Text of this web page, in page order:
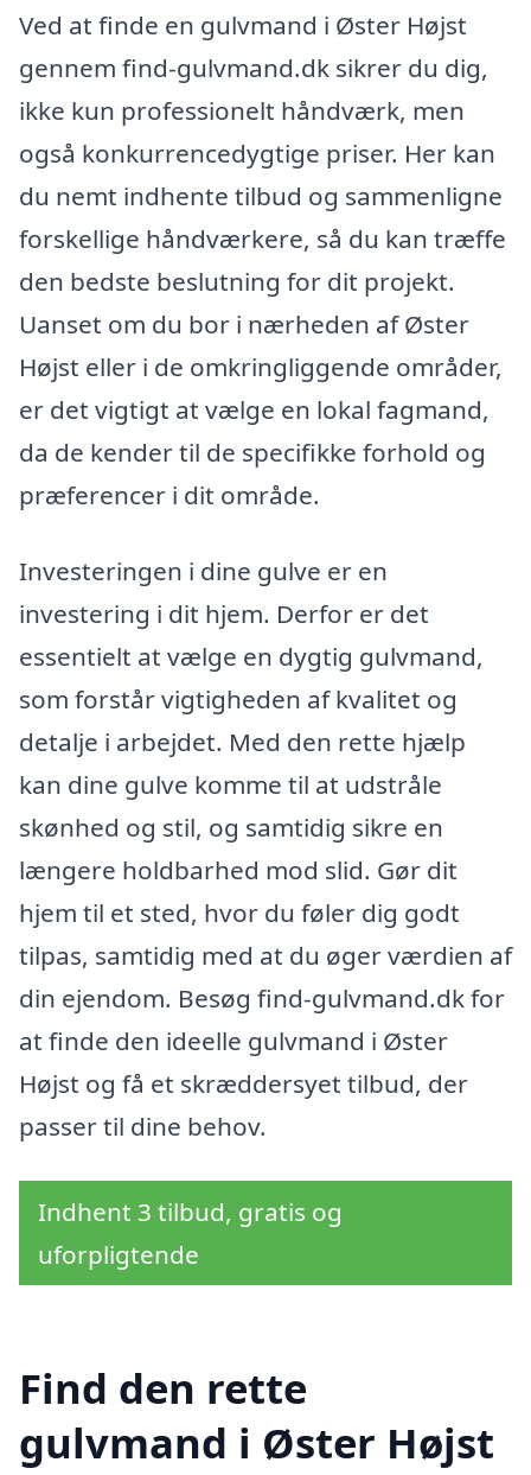
Ved at finde en gulvmand i Øster Højst
gennem find-gulvmand.dk sikrer du dig,
ikke kun professionelt håndværk, men
også konkurrencedygtige priser. Her kan
du nemt indhente tilbud og sammenligne
forskellige håndværkere, så du kan træffe
den bedste beslutning for dit projekt.
Uanset om du bor i nærheden af Øster
Højst eller i de omkringliggende områder,
er det vigtigt at vælge en lokal fagmand,
da de kender til de specifikke forhold og
præferencer i dit område.
Investeringen i dine gulve er en
investering i dit hjem. Derfor er det
essentielt at vælge en dygtig gulvmand,
som forstår vigtigheden af kvalitet og
detalje i arbejdet. Med den rette hjælp
kan dine gulve komme til at udstråle
skønhed og stil, og samtidig sikre en
længere holdbarhed mod slid. Gør dit
hjem til et sted, hvor du føler dig godt
tilpas, samtidig med at du øger værdien af
din ejendom. Besøg find-gulvmand.dk for
at finde den ideelle gulvmand i Øster
Højst og få et skræddersyet tilbud, der
passer til dine behov.
Indhent 3 tilbud, gratis og
uforpligtende
Find den rette
gulvmand i Øster Højst